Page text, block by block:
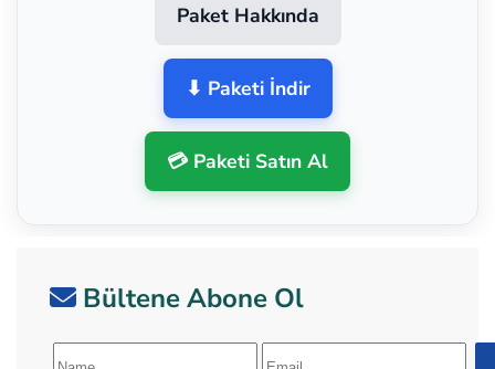
Paket Hakkında
⬇ Paketi İndir
💳 Paketi Satın Al
Bültene Abone Ol